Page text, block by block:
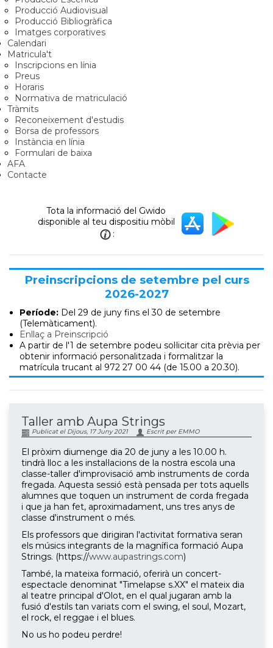
Producció Audiovisual
Producció Bibliogràfica
Imatges corporatives
Calendari
Matricula't
Inscripcions en línia
Preus
Horaris
Normativa de matriculació
Tràmits
Reconeixement d'estudis
Borsa de professors
Instància en línia
Formulari de baixa
AFA
Contacte
Tota la informació del Gwido
disponible al teu dispositiu mòbil
:
Preinscripcions de setembre pel curs
2026-2027
Període: Del 29 de juny fins el 30 de setembre
(Telemàticament).
Enllaç a Preinscripció
A partir de l'1 de setembre podeu sol·licitar cita prèvia per
obtenir informació personalitzada i formalitzar la
matrícula trucant al 972 27 00 44 (de 15.00 a 20.30).
Taller amb Aupa Strings
Publicat el Dijous, 17 Juny 2021 Escrit per EMMO
El pròxim diumenge dia 20 de juny a les 10.00 h.
tindrà lloc a les instal·lacions de la nostra escola una
classe-taller d'improvisació amb instruments de corda
fregada. Aquesta sessió està pensada per tots aquells
alumnes que toquen un instrument de corda fregada
i que ja han fet, aproximadament, uns tres anys de
classe d'instrument o més.
Els professors que dirigiran l'activitat formativa seran
els músics integrants de la magnífica formació Aupa
Strings. (https://www.aupastrings.com)
També, la mateixa formació, oferirà un concert-
espectacle denominat "Timelapse s.XX" el mateix dia
al teatre principal d'Olot, en el qual jugaran amb la
fusió d'estils tan variats com el swing, el soul, Mozart,
el rock, el reggae i el blues.
No us ho podeu perdre!